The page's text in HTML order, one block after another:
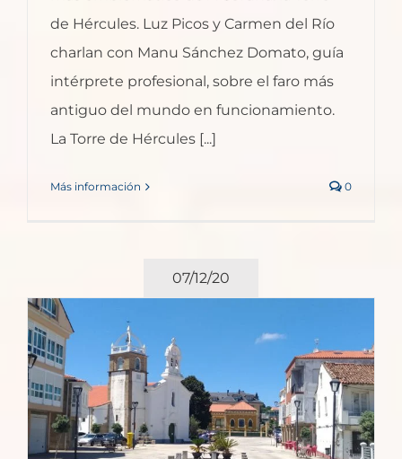
de Hércules. Luz Picos y Carmen del Río
charlan con Manu Sánchez Domato, guía
intérprete profesional, sobre el faro más
antiguo del mundo en funcionamiento.
La Torre de Hércules [...]
Más información 0
07/12/20